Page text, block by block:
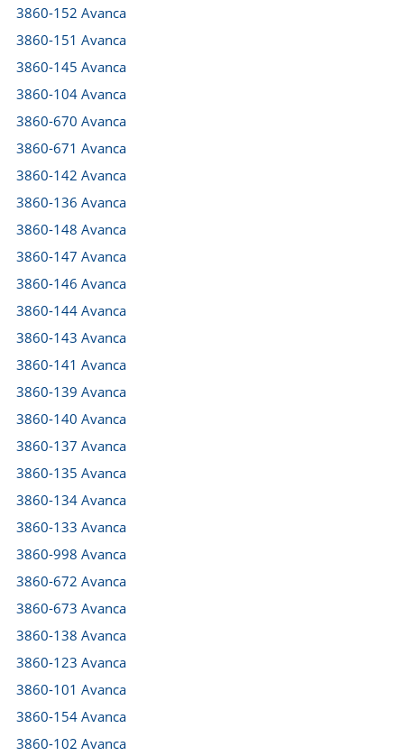
3860-152 Avanca
3860-151 Avanca
3860-145 Avanca
3860-104 Avanca
3860-670 Avanca
3860-671 Avanca
3860-142 Avanca
3860-136 Avanca
3860-148 Avanca
3860-147 Avanca
3860-146 Avanca
3860-144 Avanca
3860-143 Avanca
3860-141 Avanca
3860-139 Avanca
3860-140 Avanca
3860-137 Avanca
3860-135 Avanca
3860-134 Avanca
3860-133 Avanca
3860-998 Avanca
3860-672 Avanca
3860-673 Avanca
3860-138 Avanca
3860-123 Avanca
3860-101 Avanca
3860-154 Avanca
3860-102 Avanca